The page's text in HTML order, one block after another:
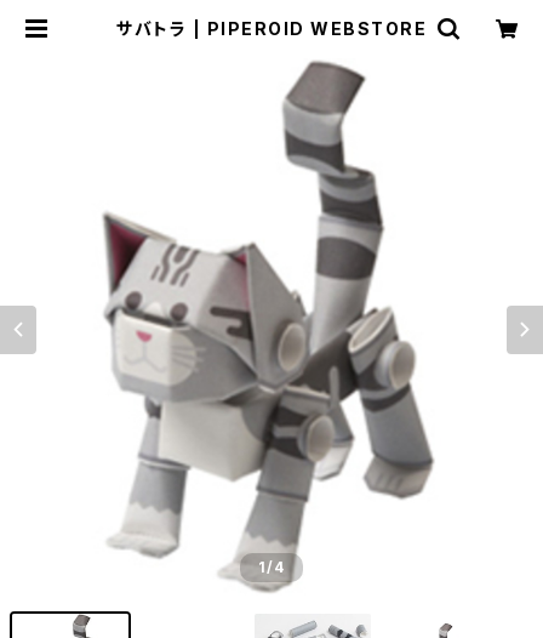
サバトラ | PIPEROID WEBSTORE
1/4